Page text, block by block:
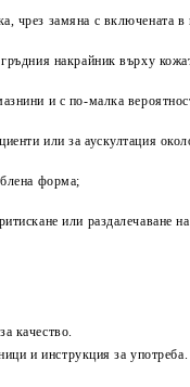
чрез замяна с включената
накрайник върху
и с по-малка
или за аускултация
форма;
или
качество.
и инструкция за употреба.